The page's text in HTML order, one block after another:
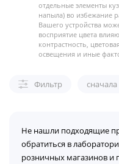
отдельные элементы
напыла) во избежание
Вашего устройства
восприятие цвета
контрастность,
освещения и иные
Фильтр
Не нашли подходящие
обратиться в
розничных магазинов и